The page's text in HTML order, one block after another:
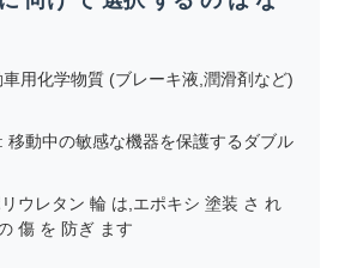
用化学物質 (ブレーキ液,潤滑剤など)
移動中の敏感な機器を保護するダブル
ウレタン 輪 は,エポキシ 塗装 さ れ
傷 を 防ぎ ます